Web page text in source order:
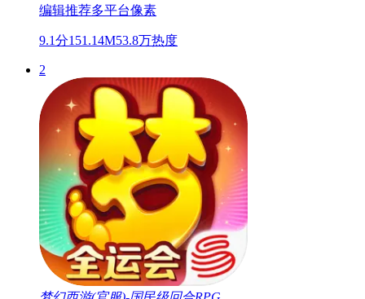
编辑推荐多平台像素
9.1分151.14M53.8万热度
2